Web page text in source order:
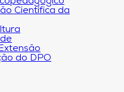
Científica da
do DPO